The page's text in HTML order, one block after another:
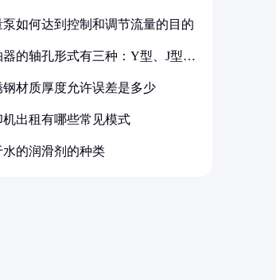
泵如何达到控制和调节流量的目的
器的轴孔形式有三种：Y型、J型、
钢材质厚度允许误差是多少
机出租有哪些常见模式
水的润滑剂的种类